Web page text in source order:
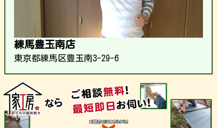
練馬豊玉南店
東京都練馬区豊玉南3-29-6